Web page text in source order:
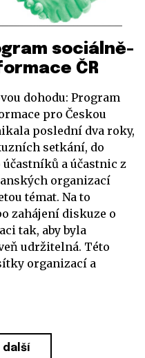
sociálně-
ČR
dohodu: Program
pro Českou
poslední dva roky,
setkání, do
a účastnic z
organizací
témat. Na to
zahájení diskuze o
tak, aby byla
udržitelná. Této
organizací a
další